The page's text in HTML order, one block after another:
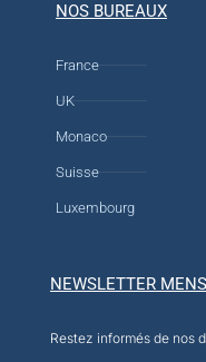
NOS BUREAUX
France
UK
Monaco
Suisse
Luxembourg
NEWSLETTER
Restez informés de nos